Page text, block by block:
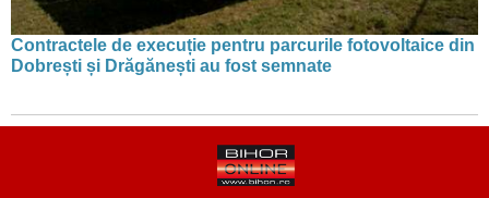
Contractele de execuție pentru parcurile fotovoltaice din
Dobrești și Drăgănești au fost semnate